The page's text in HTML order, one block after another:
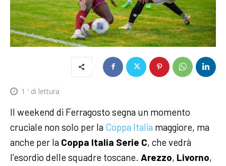
1 ' di lettura
Il weekend di Ferragosto segna un momento
cruciale non solo per la Coppa Italia maggiore, ma
anche per la Coppa Italia Serie C, che vedrà
l’esordio delle squadre toscane. Arezzo, Livorno,